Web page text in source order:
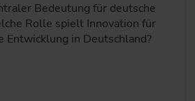
Bedeutung für deutsche
Rolle spielt Innovation für
Entwicklung in Deutschland?